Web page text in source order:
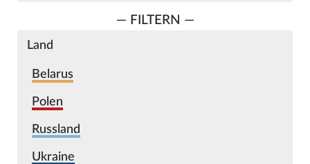
— FILTERN —
Land
Belarus
Polen
Russland
Ukraine